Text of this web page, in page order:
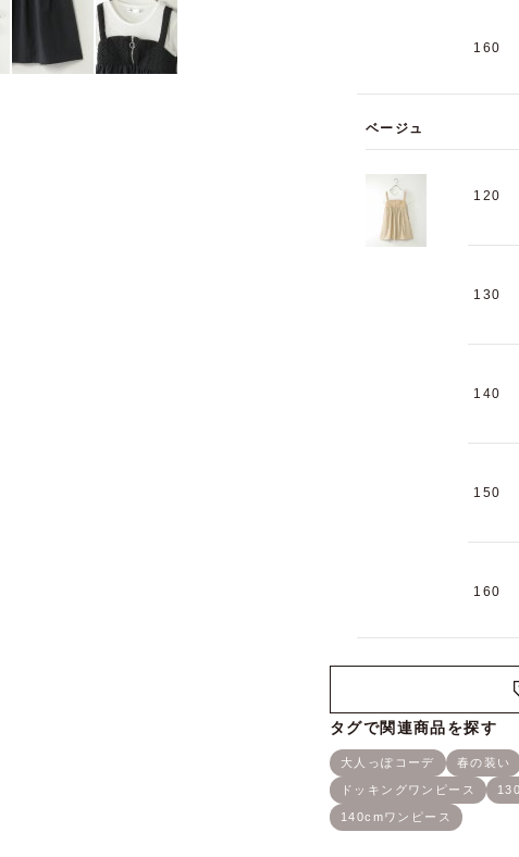
160
ベージュ
120
130
140
150
160